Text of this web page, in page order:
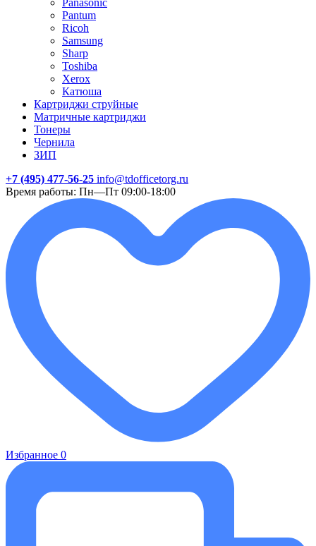
Pantum
Ricoh
Samsung
Sharp
Toshiba
Xerox
Катюша
Картриджи струйные
Матричные картриджи
Тонеры
Чернила
ЗИП
+7 (495) 477-56-25 info@tdofficetorg.ru
Время работы: Пн—Пт 09:00-18:00
Избранное 0